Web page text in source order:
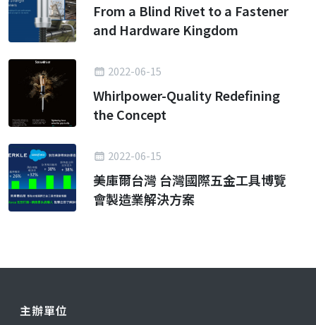
From a Blind Rivet to a Fastener
and Hardware Kingdom
2022-06-15
Whirlpower-Quality Redefining
the Concept
2022-06-15
美庫爾台灣 台灣國際五金工具博覽
會製造業解決方案
主辦單位